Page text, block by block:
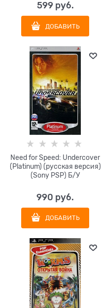
599 руб.
ДОБАВИТЬ
Need for Speed: Undercover
(Platinum) (русская версия)
(Sony PSP) Б/У
990 руб.
ДОБАВИТЬ